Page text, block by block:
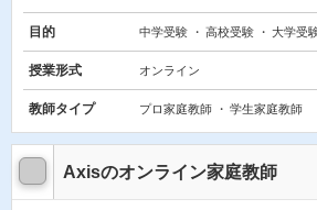
目的 中学受験 高校受験 大学受
授業形式 オンライン
教師タイプ プロ家庭教師 学生家庭教師
Axisのオンライン家庭教師